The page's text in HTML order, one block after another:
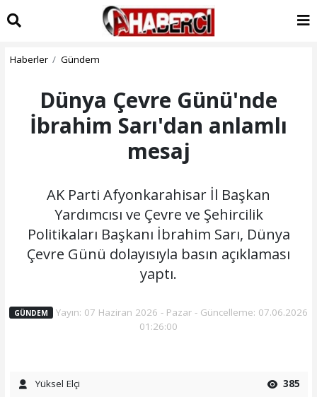
Haberler Gündem
Dünya Çevre Günü'nde
İbrahim Sarı'dan anlamlı
mesaj
AK Parti Afyonkarahisar İl Başkan
Yardımcısı ve Çevre ve Şehircilik
Politikaları Başkanı İbrahim Sarı, Dünya
Çevre Günü dolayısıyla basın açıklaması
yaptı.
GÜNDEM Yayın: 07 Haziran 2026 - Pazar - Güncelleme: 07.06.2026
01:26:00
Yüksel Elçi 385